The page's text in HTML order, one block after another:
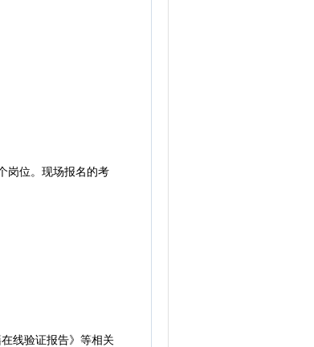
岗位。现场报名的考
线验证报告》‌等相关